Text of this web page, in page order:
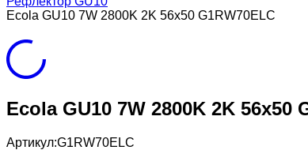
Ecola GU10 7W 2800K 2K 56x50 G1RW70ELC
Ecola GU10 7W 2800K 2K 56x50
Артикул:G1RW70ELC